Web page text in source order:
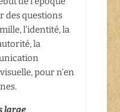
des questions
l’identité, la
la
pour n’en